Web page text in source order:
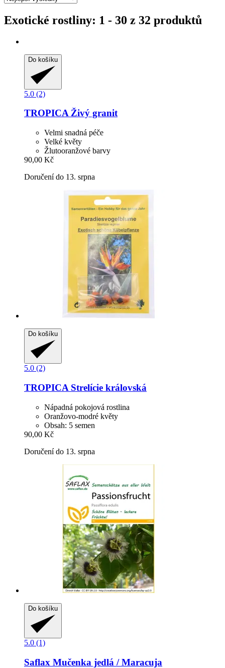
Exotické rostliny: 1 - 30 z 32 produktů
Do košíku
5.0 (2)
TROPICAŽivý granit
Velmi snadná péče
Velké květy
Žlutooranžové barvy
90,00 Kč
Doručení do 13. srpna
Do košíku
5.0 (2)
TROPICA Strelície královská
Nápadná pokojová rostlina
Oranžovo-modré květy
Obsah: 5 semen
90,00 Kč
Doručení do 13. srpna
Do košíku
5.0 (1)
Saflax Mučenka jedlá / Maracuja